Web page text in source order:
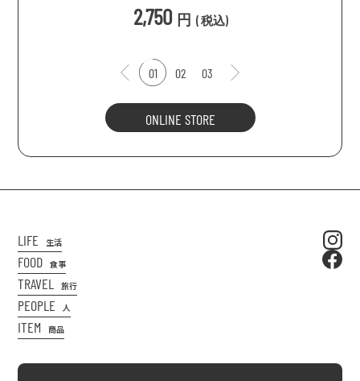
2,750 円 (税込)
01 02 03
ONLINE STORE
LIFE 生活
FOOD 食事
TRAVEL 旅行
PEOPLE 人
ITEM 商品